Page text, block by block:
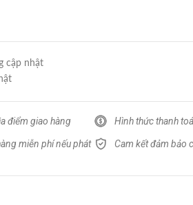
cập nhật
điểm giao hàng Hình thức thanh
miễn phí nếu phát
Cam kết đảm bảo